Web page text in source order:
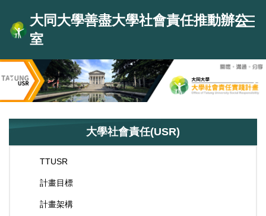
主
內
區
大同大學善盡大學社會責任推動辦公
室
大學社會責任(USR)
TTUSR
計畫目標
計畫架構